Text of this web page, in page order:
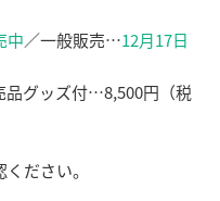
中／一般販売…12月17日
グッズ付…8,500円（税
ださい。